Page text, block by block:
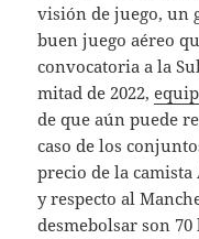
visión de juego, un
buen juego aéreo
convocatoria a la
mitad de 2022,
de que aún puede
caso de los
precio de la camista
y respecto al
desmebolsar son